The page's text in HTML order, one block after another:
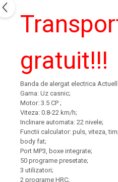
gratuit!!!
Banda de alergat electrica Actuell
Gama: Uz casnic;
Motor: 3.5 CP ;
Viteza: 0.8-22 km/h;
Inclinare automata: 22 nivele;
Functii calculator: puls, viteza,
body fat;
Port MP3, boxe integrate;
50 programe presetate;
3 utilizatori;
2 programe HRC;